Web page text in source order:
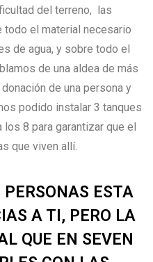
del terreno, las
el material necesario
de agua, y sobre todo el
de una aldea de más
de una persona y
podido instalar 3 tanques
8 para garantizar que el
que viven allí.
ESTA
A TI, PERO LA
QUE EN SEVEN